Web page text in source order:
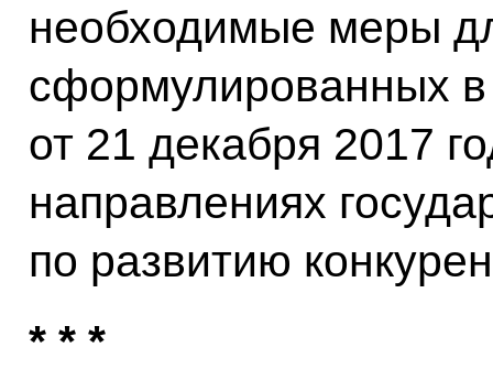
необходимые меры
сформулированных в
от 21 декабря 2017
направлениях
по развитию
* * *